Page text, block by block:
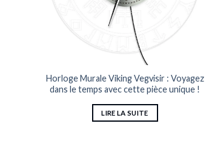
Horloge Murale Viking Vegvisir : Voyagez
dans le temps avec cette pièce unique !
LIRE LA SUITE